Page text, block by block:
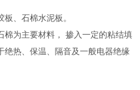
、石棉水泥板。
棉为主要材料， 掺入一定的粘结填
绝热、保温、隔音及一般电器绝缘